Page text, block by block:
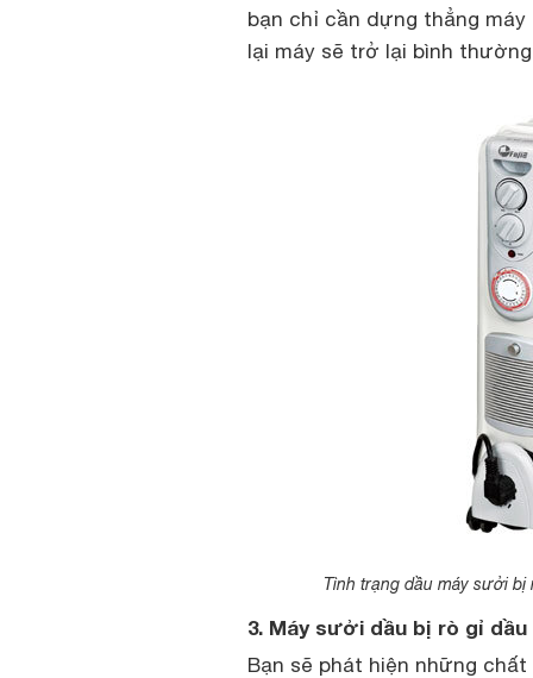
bạn chỉ cần dựng thẳng
lại máy sẽ trở lại bình
Tình trạng dầu máy sưởi
3. Máy sưởi dầu bị rò gỉ
Bạn sẽ phát hiện những